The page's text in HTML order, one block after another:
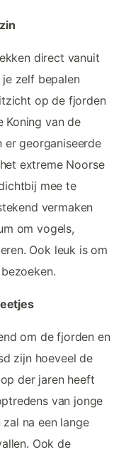
direct vanuit
zelf bepalen
op de fjorden
Koning van de
er georganiseerde
extreme Noorse
mee te
vermaken
om vogels,
Ook leuk is om
om de fjorden en
zijn hoeveel de
der jaren heeft
van jonge
na een lange
Ook de